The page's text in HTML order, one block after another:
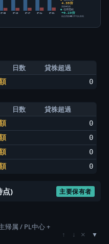
07-03 07-10 07-17 07-24 07-31
4.35倍
買残÷売残
信用需給
+0.23倍
純信用残÷5日平均出来高
日数 貸株超過
0
日数 貸株超過
0
0
0
0
点) 主要保有者
帰属 / PL中心 +
↑ ↓ ×